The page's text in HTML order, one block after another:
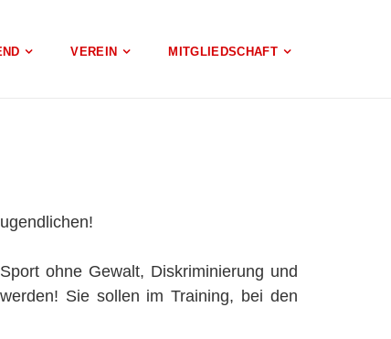
VEREIN MITGLIEDSCHAFT
ohne Gewalt, Diskriminierung und
Sie sollen im Training, bei den